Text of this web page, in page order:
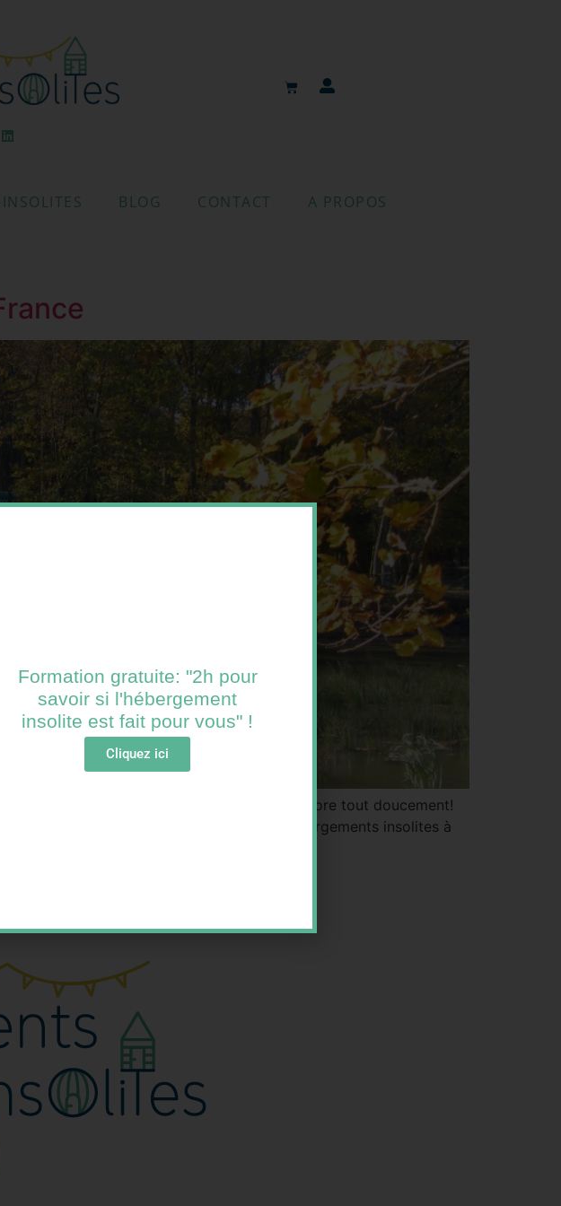
BLOG CONTACT A PROPOS
de l’hébergement insolite se construit encore tout doucement!
qui ont contribué à son essor. Les hébergements insolites à
Formation gratuite: "2h pour
savoir si l'hébergement
insolite est fait pour vous" !
Cliquez ici